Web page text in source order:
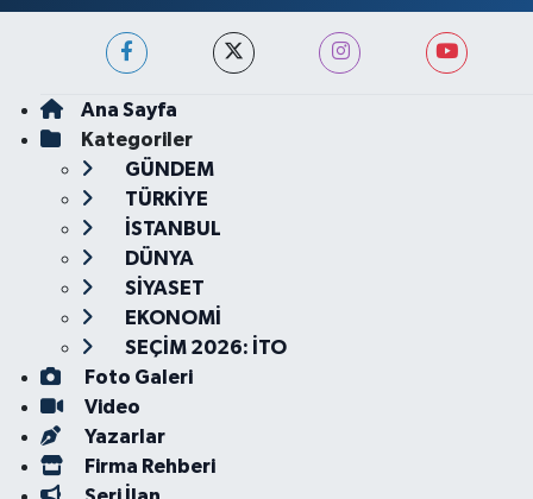
Ana Sayfa
Kategoriler
GÜNDEM
TÜRKİYE
İSTANBUL
DÜNYA
SİYASET
EKONOMİ
SEÇİM 2026: İTO
Foto Galeri
Video
Yazarlar
Firma Rehberi